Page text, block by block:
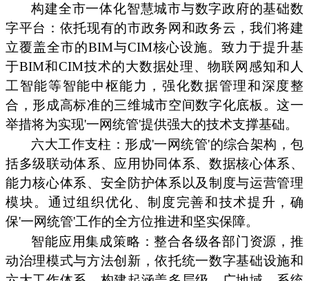
构建全市一体化智慧城市与数字政府的基础数
字平台：依托现有的市政务网和政务云，我们将建
立覆盖全市的BIM与CIM核心设施。致力于提升基
于BIM和CIM技术的大数据处理、物联网感知和人
工智能等智能中枢能力，强化数据管理和深度整
合，形成高标准的三维城市空间数字化底板。这一
举措将为实现'一网统管'提供强大的技术支撑基础。
六大工作支柱：形成'一网统管'的综合架构，包
括多级联动体系、应用协同体系、数据核心体系、
能力核心体系、安全防护体系以及制度与运营管理
模块。通过组织优化、制度完善和技术提升，确
保'一网统管'工作的全方位推进和坚实保障。
智能应用集成策略：整合各级各部门资源，推
动治理模式与方法创新，依托统一数字基础设施和